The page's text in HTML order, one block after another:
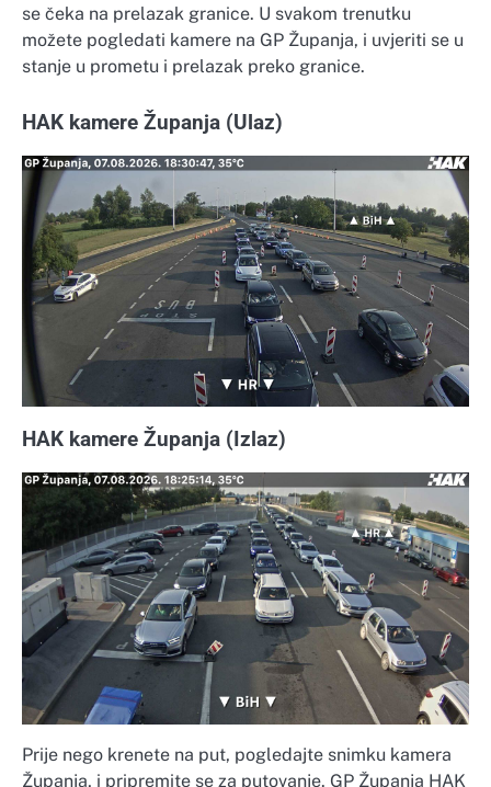
se čeka na prelazak granice. U svakom trenutku
možete pogledati kamere na GP Županja, i uvjeriti se u
stanje u prometu i prelazak preko granice.
HAK kamere Županja (Ulaz)
HAK kamere Županja (Izlaz)
Prije nego krenete na put, pogledajte snimku kamera
Županja, i pripremite se za putovanje. GP Županja HAK